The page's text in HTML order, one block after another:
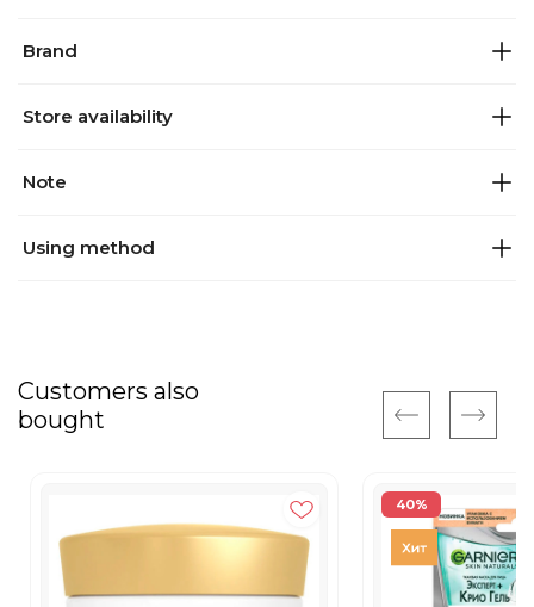
Brand
Store availability
Note
Using method
Customers also
bought
40%